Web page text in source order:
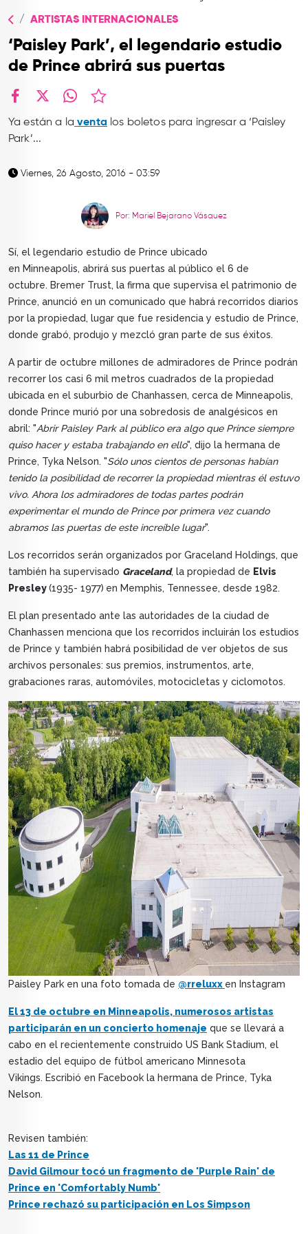
CONTACTO
ARTISTAS INTERNACIONALES
‘Paisley Park’, el legendario estudio
de Prince abrirá sus puertas
Ya están a la ventalos boletos para ingresar a ‘Paisley
Park’...
Viernes, 26 Agosto, 2016 - 03:59
Por: Mariel Bejarano Vásquez
Sí, el legendario estudio de Prince ubicado
en Minneapolis, abrirá sus puertas al público el 6 de
octubre. Bremer Trust, la firma que supervisa el patrimonio de
Prince, anunció en un comunicado que habrá recorridos diarios
por la propiedad, lugar que fue residencia y estudio de Prince,
donde grabó, produjo y mezcló gran parte de sus éxitos.
A partir de octubre millones de admiradores de Prince podrán
recorrer los casi 6 mil metros cuadrados de la propiedad
ubicada en el suburbio de Chanhassen, cerca de Minneapolis,
donde Prince murió por una sobredosis de analgésicos en
abril: "Abrir Paisley Park al público era algo que Prince siempre
quiso hacer y estaba trabajando en ello", dijo la hermana de
Prince, Tyka Nelson. "Sólo unos cientos de personas habían
tenido la posibilidad de recorrer la propiedad mientras él estuvo
vivo. Ahora los admiradores de todas partes podrán
experimentar el mundo de Prince por primera vez cuando
abramos las puertas de este increíble lugar".
Los recorridos serán organizados por Graceland Holdings, que
también ha supervisado Graceland, la propiedad de Elvis
Presley(1935- 1977) en Memphis, Tennessee, desde 1982.
El plan presentado ante las autoridades de la ciudad de
Chanhassen menciona que los recorridos incluirán los estudios
de Prince y también habrá posibilidad de ver objetos de sus
archivos personales: sus premios, instrumentos, arte,
grabaciones raras, automóviles, motocicletas y ciclomotos.
Paisley Park en una foto tomada de @rreluxx en Instagram
El 13 de octubre en Minneapolis, numerosos artistas
participarán en un concierto homenaje que se llevará a
cabo en el recientemente construido US Bank Stadium, el
estadio del equipo de fútbol americano Minnesota
Vikings. Escribió en Facebook la hermana de Prince, Tyka
Nelson.
Revisen también:
Las 11 de Prince
David Gilmour tocó un fragmento de 'Purple Rain' de
Prince en 'Comfortably Numb'
Prince rechazó su participación en Los Simpson